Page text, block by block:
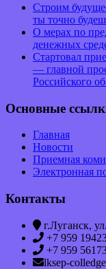
Строим
ты точно
О мерах по
денежных
Стартовал
— главной
Российского
Основные
Главная
Новости
Приемная
Электронная
Контакты
г.Луганск,
+7 959
+7 959
lksep-